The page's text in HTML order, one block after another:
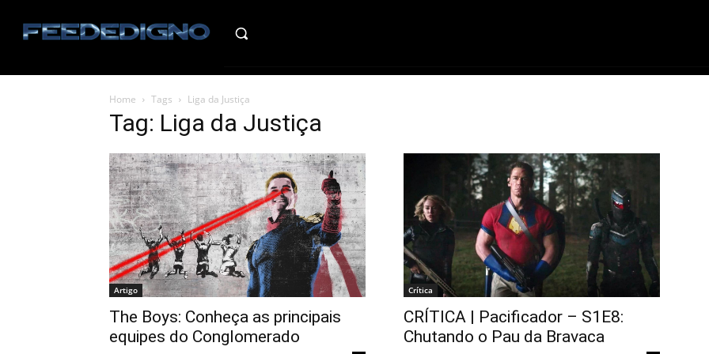
Home Tags Liga da Justiça
Tag: Liga da Justiça
Artigo
The Boys: Conheça as principais
equipes do Conglomerado
Crítica
CRÍTICA | Pacificador – S1E8:
Chutando o Pau da Bravaca